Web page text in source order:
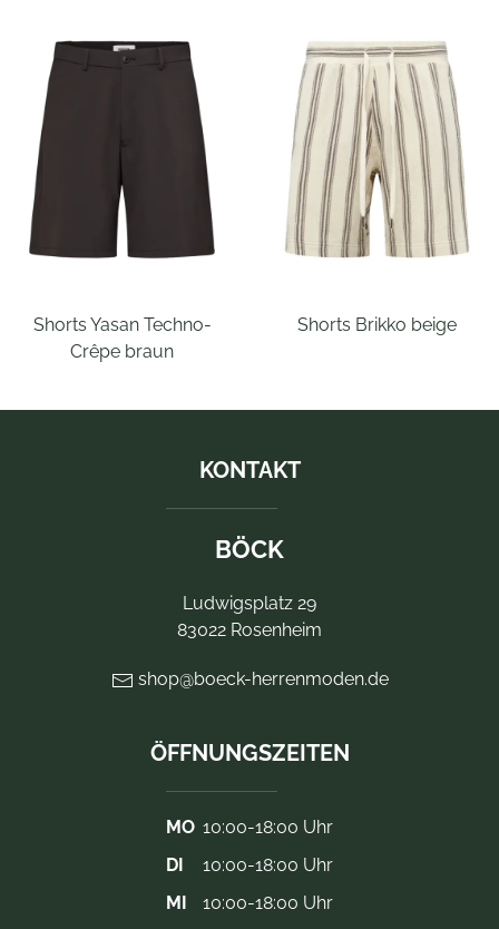
Shorts Yasan Techno-
Crêpe braun
Shorts Brikko beige
KONTAKT
BÖCK
Ludwigsplatz 29
83022 Rosenheim
shop@boeck-herrenmoden.de
ÖFFNUNGSZEITEN
MO 10:00-18:00 Uhr
DI
10:00-18:00 Uhr
MI
10:00-18:00 Uhr